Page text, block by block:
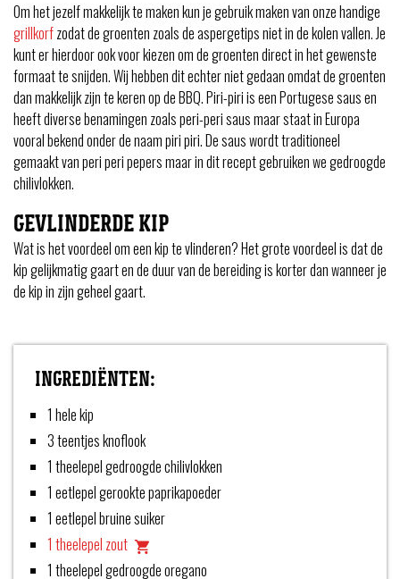
Om het jezelf makkelijk te maken kun je gebruik maken van onze handige
grillkorfzodat de groenten zoals de aspergetips niet in de kolen vallen. Je
kunt er hierdoor ook voor kiezen om de groenten direct in het gewenste
formaat te snijden. Wij hebben dit echter niet gedaan omdat de groenten
dan makkelijk zijn te keren op de BBQ. Piri-piri is een Portugese saus en
heeft diverse benamingen zoals peri-peri saus maar staat in Europa
vooral bekend onder de naam piri piri. De saus wordt traditioneel
gemaakt van peri peri pepers maar in dit recept gebruiken we gedroogde
chilivlokken.
GEVLINDERDE KIP
Wat is het voordeel om een kip te vlinderen? Het grote voordeel is dat de
kip gelijkmatig gaart en de duur van de bereiding is korter dan wanneer je
de kip in zijn geheel gaart.
INGREDIËNTEN:
1 hele kip
3 teentjes knoflook
1 theelepel gedroogde chilivlokken
1 eetlepel gerookte paprikapoeder
1 eetlepel bruine suiker
1 theelepel zout
1 theelepel gedroogde oregano